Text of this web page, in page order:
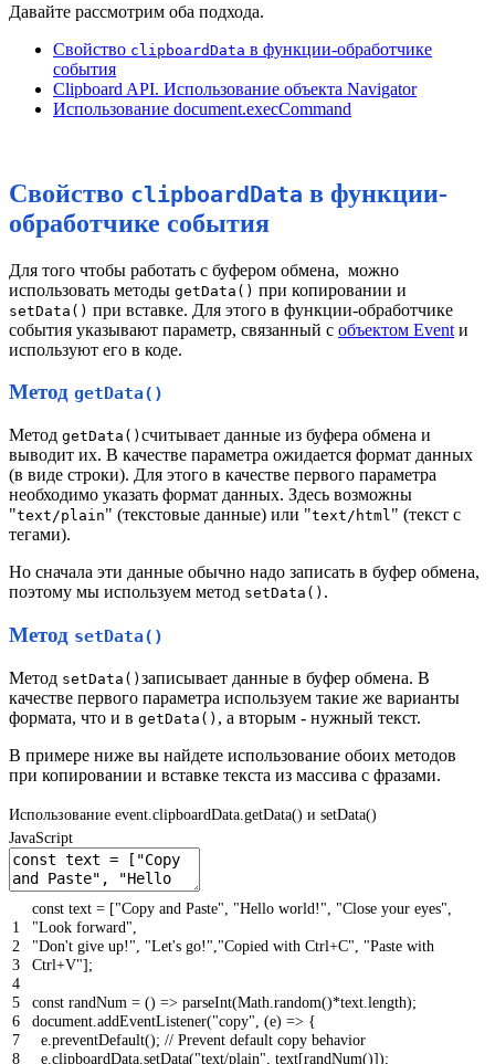
Давайте рассмотрим оба подхода.
Свойство clipboardData в функции-обработчике
события
Clipboard API. Использование объекта Navigator
Использование document.execCommand
Свойство clipboardData в функции-
обработчике события
Для того чтобы работать с буфером обмена, можно
использовать методы getData() при копировании и
setData() при вставке. Для этого в функции-обработчике
события указывают параметр, связанный с объектом Event и
используют его в коде.
Метод getData()
Метод getData() считывает данные из буфера обмена и
выводит их. В качестве параметра ожидается формат данных
(в виде строки). Для этого в качестве первого параметра
необходимо указать формат данных. Здесь возможны
"text/plain" (текстовые данные) или "text/html" (текст с
тегами).
Но сначала эти данные обычно надо записать в буфер обмена,
поэтому мы используем метод setData() .
Метод setData()
Метод setData() записывает данные в буфер обмена. В
качестве первого параметра используем такие же варианты
формата, что и в getData() , a вторым - нужный текст.
В примере ниже вы найдете использование обоих методов
при копировании и вставке текста из массива с фразами.
Использование event.clipboardData.getData() и setData()
JavaScript
1
2
3
4
5
6
7
8
const text = ["Copy and Paste", "Hello world!", "Close your eyes",
"Look forward",
"Don't give up!", "Let's go!","Copied with Ctrl+C", "Paste with
Ctrl+V"] ;
const randNum = () => parseInt(Math.random()*text.length);
document.addEventListener("copy", (e) => {
e.preventDefault(); // Prevent default copy behavior
e.clipboardData.setData("text/plain", text[randNum()]);